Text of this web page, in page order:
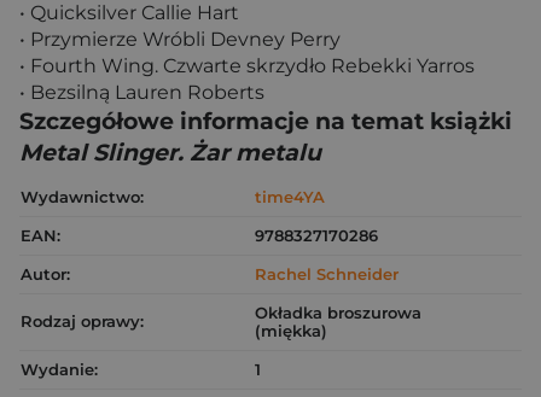
• Quicksilver Callie Hart
• Przymierze Wróbli Devney Perry
• Fourth Wing. Czwarte skrzydło Rebekki Yarros
• Bezsilną Lauren Roberts
Szczegółowe informacje na temat książki
Metal Slinger. Żar metalu
Wydawnictwo:
time4YA
EAN:
9788327170286
Autor:
Rachel Schneider
Rodzaj oprawy:
Okładka broszurowa
(miękka)
Wydanie:
1